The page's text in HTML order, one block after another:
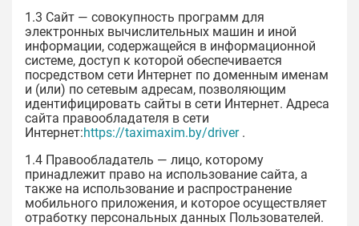
1.3 Сайт — совокупность программ для
электронных вычислительных машин и иной
информации, содержащейся в информационной
системе, доступ к которой обеспечивается
посредством сети Интернет по доменным именам
и (или) по сетевым адресам, позволяющим
идентифицировать сайты в сети Интернет. Адреса
сайта правообладателя в сети
Интернет:https://taximaxim.by/driver.
1.4 Правообладатель — лицо, которому
принадлежит право на использование сайта, а
также на использование и распространение
мобильного приложения, и которое осуществляет
отработку персональных данных Пользователей.